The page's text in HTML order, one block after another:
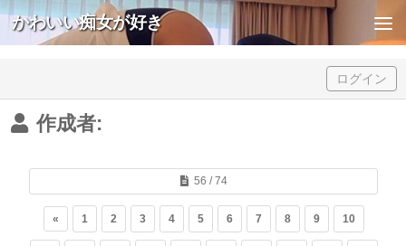
Skip to content
かわいい痴女が好き
ログイン
作成者:
56 / 74
« 1 2 3 4 5 6 7 8 9 10